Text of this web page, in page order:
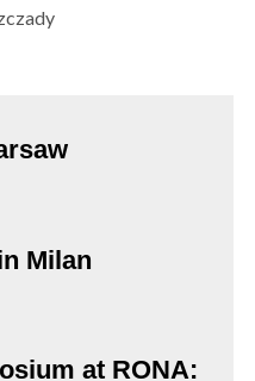
Milan
at RONA: